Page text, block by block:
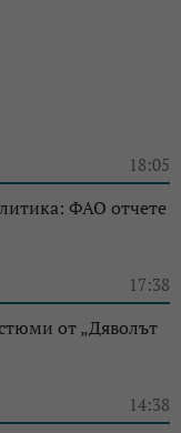
18:05
ФАО отчете
17:38
от „Дяволът
14:38